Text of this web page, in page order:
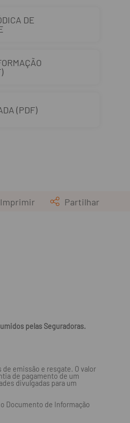
DE
(PDF)
Imprimir Partilhar
pelas Seguradoras.
emissão e resgate. O valor
de pagamento de um
divulgadas para um
Documento de Informação